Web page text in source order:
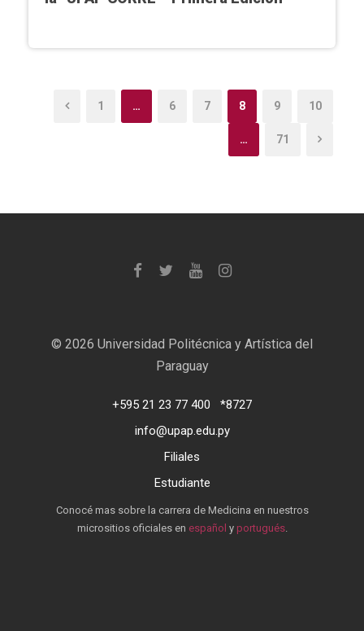
1 … 6 7 8 9 10
… 71
© 2026 Universidad Politécnica y Artística del
Paraguay
+595 21 23 77 400
*8727
info@upap.edu.py
Filiales
Estudiante
Conocé mas sobre la carrera de Medicina en nuestros
micrositios oficiales en español y portugués.